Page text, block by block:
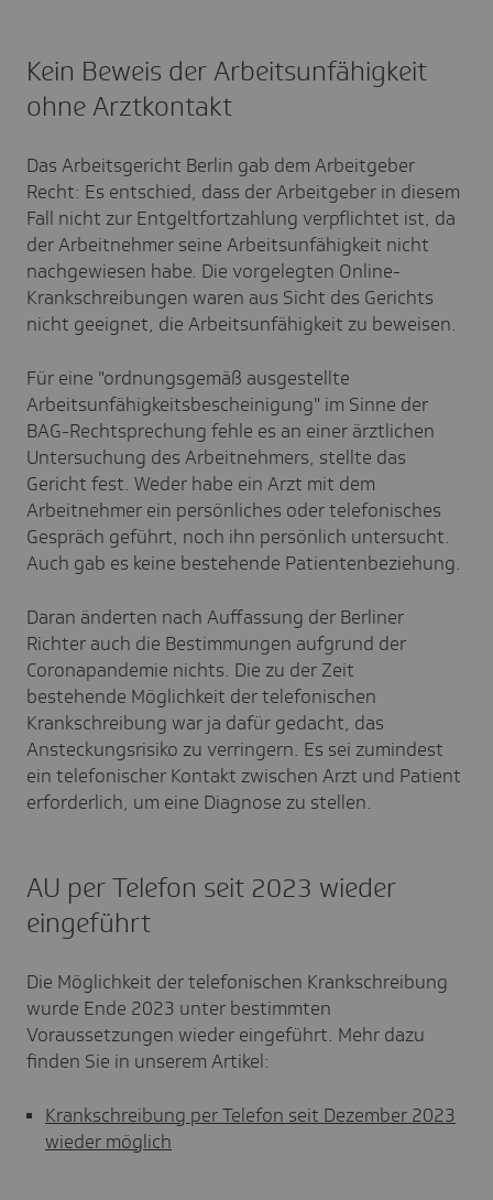
Kein Beweis der Arbeitsunfähigkeit
ohne Arztkontakt
Das Arbeitsgericht Berlin gab dem Arbeitgeber
Recht: Es entschied, dass der Arbeitgeber in diesem
Fall nicht zur Entgeltfortzahlung verpflichtet ist, da
der Arbeitnehmer seine Arbeitsunfähigkeit nicht
nachgewiesen habe. Die vorgelegten Online-
Krankschreibungen waren aus Sicht des Gerichts
nicht geeignet, die Arbeitsunfähigkeit zu beweisen.
Für eine "ordnungsgemäß ausgestellte
Arbeitsunfähigkeitsbescheinigung" im Sinne der
BAG-Rechtsprechung fehle es an einer ärztlichen
Untersuchung des Arbeitnehmers, stellte das
Gericht fest. Weder habe ein Arzt mit dem
Arbeitnehmer ein persönliches oder telefonisches
Gespräch geführt, noch ihn persönlich untersucht.
Auch gab es keine bestehende Patientenbeziehung.
Daran änderten nach Auffassung der Berliner
Richter auch die Bestimmungen aufgrund der
Coronapandemie nichts. Die zu der Zeit
bestehende Möglichkeit der telefonischen
Krankschreibung war ja dafür gedacht, das
Ansteckungsrisiko zu verringern. Es sei zumindest
ein telefonischer Kontakt zwischen Arzt und Patient
erforderlich, um eine Diagnose zu stellen.
AU per Telefon seit 2023 wieder
eingeführt
Die Möglichkeit der telefonischen Krankschreibung
wurde Ende 2023 unter bestimmten
Voraussetzungen wieder eingeführt. Mehr dazu
finden Sie in unserem Artikel:
Krankschreibung per Telefon seit Dezember 2023
wieder möglich